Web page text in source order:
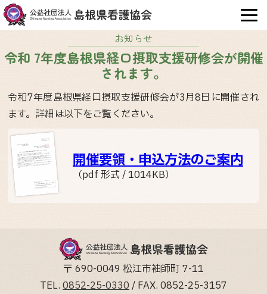
お知らせ
令和 7年度島根県経口摂取支援研修会が開催
されます。
令和7年度島根県経口摂取支援研修会が3月8日に開催され
ます。詳細は以下をご覧ください。
開催要領・申込方法のご案内
（pdf 形式 / 1014KB）
〒 690-0049 松江市袖師町 7-11
TEL. 0852-25-0330 / FAX. 0852-25-3157